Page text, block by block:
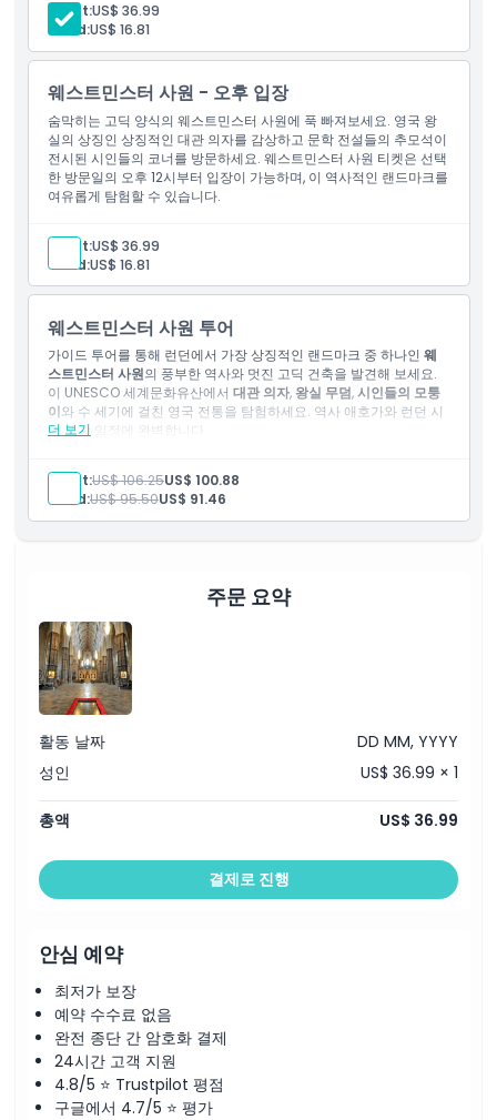
위치
가는 방법
교환 방법
취소 정책
Adult:US$ 36.99
Child:US$ 16.81
웨스트민스터 사원 - 오후 입장
숨막히는 고딕 양식의 웨스트민스터 사원에 푹 빠져보세요. 영국 왕
실의 상징인 상징적인 대관 의자를 감상하고 문학 전설들의 추모석이
전시된 시인들의 코너를 방문하세요. 웨스트민스터 사원 티켓은 선택
한 방문일의 오후 12시부터 입장이 가능하며, 이 역사적인 랜드마크를
여유롭게 탐험할 수 있습니다.
Adult:US$ 36.99
Child:US$ 16.81
웨스트민스터 사원 투어
가이드 투어를 통해 런던에서 가장 상징적인 랜드마크 중 하나인 웨
스트민스터 사원의 풍부한 역사와 멋진 고딕 건축을 발견해 보세요.
이 UNESCO 세계문화유산에서 대관 의자, 왕실 무덤,시인들의 모퉁
이와 수 세기에 걸친 영국 전통을 탐험하세요. 역사 애호가와 런던 시
내 관광 일정에 완벽합니다.
더 보기
웨스트민스터 사원 입장
영어 안내원.
Adult:US$ 106.25US$ 100.88
Child:US$ 95.50US$ 91.46
주문 요약
활동 날짜
DD MM, YYYY
성인
US$ 36.99 × 1
총액 US$ 36.99
결제로 진행
안심 예약
최저가 보장
예약 수수료 없음
완전 종단 간 암호화 결제
24시간 고객 지원
4.8/5 ⭐ Trustpilot 평점
구글에서 4.7/5 ⭐ 평가